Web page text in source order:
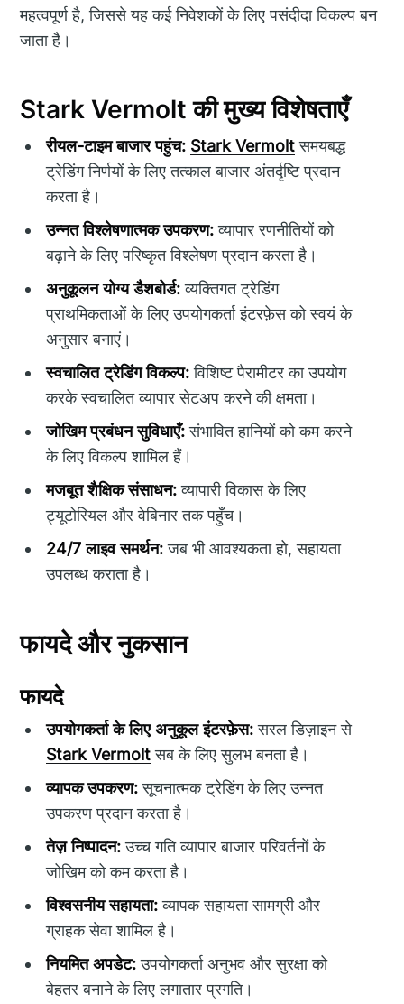
महत्वपूर्ण है, जिससे यह कई निवेशकों के लिए पसंदीदा विकल्प बन
जाता है।
Stark Vermolt की मुख्य विशेषताएँ
रीयल-टाइम बाजार पहुंच: Stark Vermoltसमयबद्ध
ट्रेडिंग निर्णयों के लिए तत्काल बाजार अंतर्दृष्टि प्रदान
करता है।
उन्नत विश्लेषणात्मक उपकरण:व्यापार रणनीतियों को
बढ़ाने के लिए परिष्कृत विश्लेषण प्रदान करता है।
अनुकूलन योग्य डैशबोर्ड:व्यक्तिगत ट्रेडिंग
प्राथमिकताओं के लिए उपयोगकर्ता इंटरफ़ेस को स्वयं के
अनुसार बनाएं।
स्वचालित ट्रेडिंग विकल्प:विशिष्ट पैरामीटर का उपयोग
करके स्वचालित व्यापार सेटअप करने की क्षमता।
जोखिम प्रबंधन सुविधाएँ:संभावित हानियों को कम करने
के लिए विकल्प शामिल हैं।
मजबूत शैक्षिक संसाधन:व्यापारी विकास के लिए
ट्यूटोरियल और वेबिनार तक पहुँच।
24/7 लाइव समर्थन:जब भी आवश्यकता हो, सहायता
उपलब्ध कराता है।
फायदे और नुकसान
फायदे
उपयोगकर्ता के लिए अनुकूल इंटरफ़ेस:सरल डिज़ाइन से
Stark Vermoltसब के लिए सुलभ बनता है।
व्यापक उपकरण:सूचनात्मक ट्रेडिंग के लिए उन्नत
उपकरण प्रदान करता है।
तेज़ निष्पादन:उच्च गति व्यापार बाजार परिवर्तनों के
जोखिम को कम करता है।
विश्वसनीय सहायता:व्यापक सहायता सामग्री और
ग्राहक सेवा शामिल है।
नियमित अपडेट:उपयोगकर्ता अनुभव और सुरक्षा को
बेहतर बनाने के लिए लगातार प्रगति।